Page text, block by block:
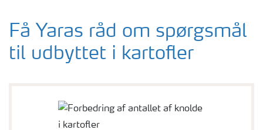
Få Yaras råd om spørgsmål
til udbyttet i kartofler